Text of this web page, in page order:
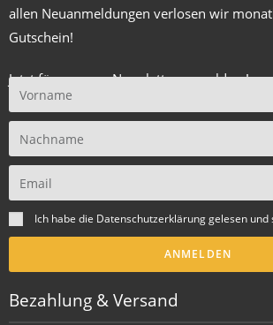
allen Neuanmeldungen verlosen wir
Gutschein!
Jetzt für unseren Newsletter anmelden !
Ich habe die Datenschutzerklärunggelesen und
ANMELDEN
Bezahlung & Versand